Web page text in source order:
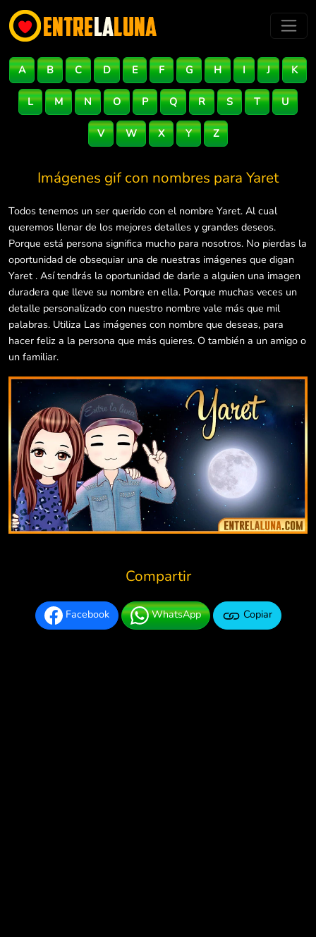
A B C D E F G H I J K
L M N O P Q R S T U
V W X Y Z
Imágenes gif con nombres para Yaret
Todos tenemos un ser querido con el nombre Yaret. Al cual
queremos llenar de los mejores detalles y grandes deseos.
Porque está persona significa mucho para nosotros. No pierdas la
oportunidad de obsequiar una de nuestras imágenes que digan
Yaret . Así tendrás la oportunidad de darle a alguien una imagen
duradera que lleve su nombre en ella. Porque muchas veces un
detalle personalizado con nuestro nombre vale más que mil
palabras. Utiliza Las imágenes con nombre que deseas, para
hacer feliz a la persona que más quieres. O también a un amigo o
un familiar.
Compartir
Facebook WhatsApp Copiar